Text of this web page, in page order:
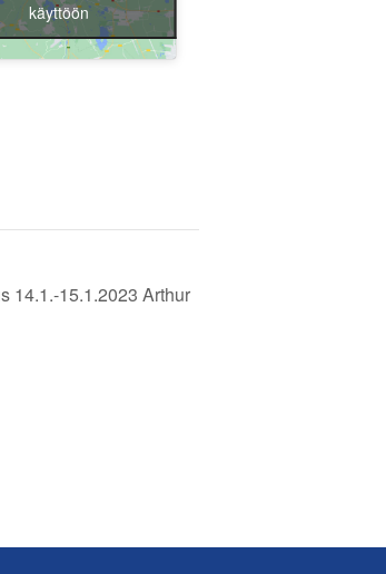
käyttöön
14.1.-15.1.2023 Arthur